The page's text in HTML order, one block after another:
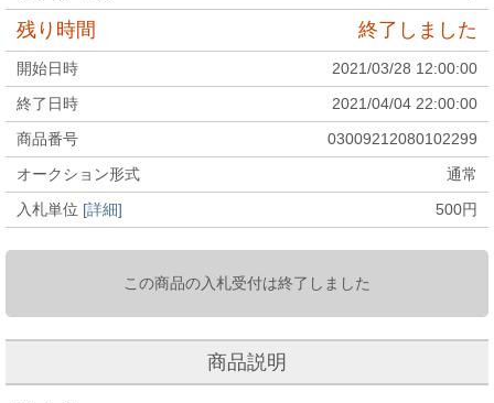
残り時間 終了しました
開始日時
2021/03/28 12:00:00
終了日時
2021/04/04 22:00:00
商品番号
03009212080102299
オークション形式
通常
入札単位 [詳細] 500円
この商品の入札受付は終了しました
商品説明